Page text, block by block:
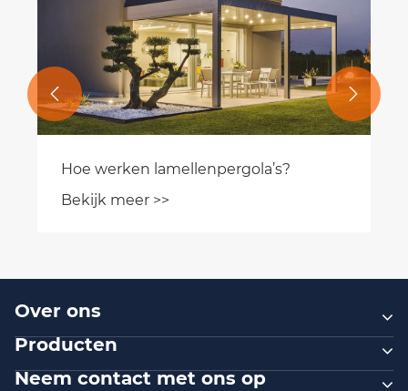
Hoe werken lamellenpergola’s?
Bekijk meer >>
 
Over ons
Producten
Neem contact met ons op